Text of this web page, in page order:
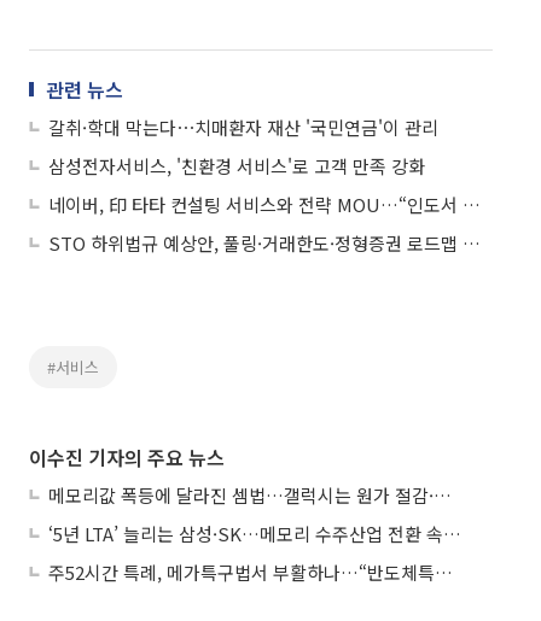
관련 뉴스
갈취·학대 막는다⋯치매환자 재산 '국민연금'이 관리
삼성전자서비스, '친환경 서비스'로 고객 만족 강화
네이버, 印 타타 컨설팅 서비스와 전략 MOU…“인도서 사업 기회 탐색”
STO 하위법규 예상안, 풀링·거래한도·정형증권 로드맵 제시
#서비스
이수진 기자의 주요 뉴스
메모리값 폭등에 달라진 셈법…갤럭시는 원가 절감·아이폰은 서비스 확대
‘5년 LTA’ 늘리는 삼성·SK…메모리 수주산업 전환 속 다른 셈법
주52시간 특례, 메가특구법서 부활하나…“반도체특별법 담겨야”